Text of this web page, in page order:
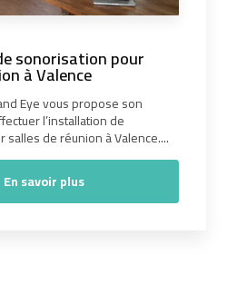
sonorisation pour
à Valence
Eye vous propose son
l’installation de
de réunion à Valence....
En savoir plus